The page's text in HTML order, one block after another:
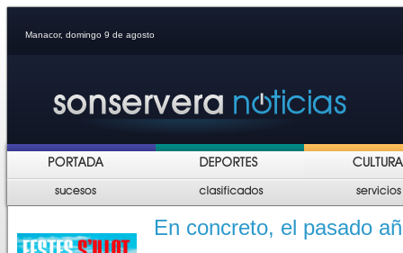
Manacor, domingo 9 de agosto
En concreto, el pasado